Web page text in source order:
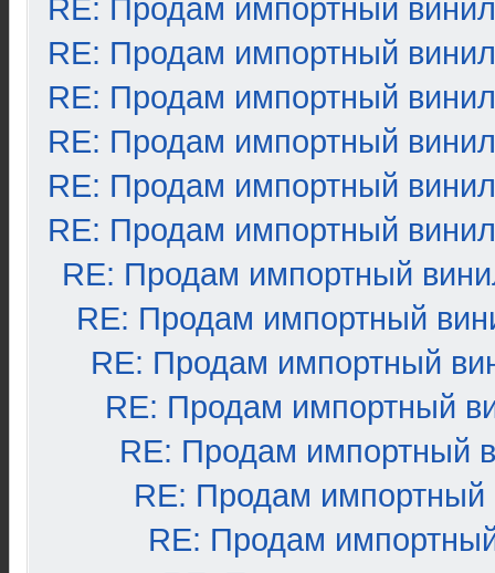
RE: Продам импортный винил
RE: Продам импортный винил
RE: Продам импортный винил
RE: Продам импортный винил
RE: Продам импортный винил
RE: Продам импортный винил
RE: Продам импортный
RE: Продам импортный
RE: Продам импортный
RE: Продам импортный
RE: Продам импортный
RE: Продам импортный
RE: Продам